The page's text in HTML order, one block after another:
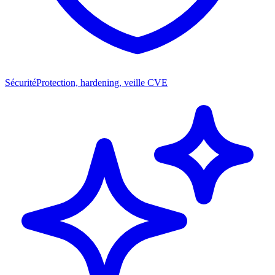
SécuritéProtection, hardening, veille CVE